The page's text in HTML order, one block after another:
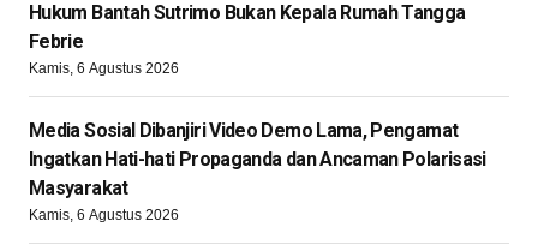
Hukum Bantah Sutrimo Bukan Kepala Rumah Tangga
Febrie
Kamis, 6 Agustus 2026
Media Sosial Dibanjiri Video Demo Lama, Pengamat
Ingatkan Hati-hati Propaganda dan Ancaman Polarisasi
Masyarakat
Kamis, 6 Agustus 2026